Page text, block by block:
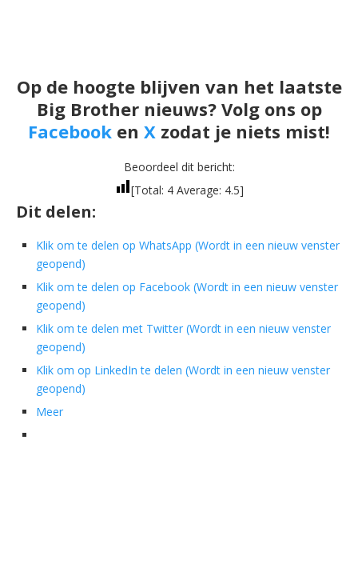
Op de hoogte blijven van het laatste
Big Brother nieuws? Volg ons op
Facebook en X zodat je niets mist!
Beoordeel dit bericht:
[Total: 4Average: 4.5]
Dit delen:
Klik om te delen op WhatsApp (Wordt in een nieuw venster
geopend)
Klik om te delen op Facebook (Wordt in een nieuw venster
geopend)
Klik om te delen met Twitter (Wordt in een nieuw venster
geopend)
Klik om op LinkedIn te delen (Wordt in een nieuw venster
geopend)
Meer